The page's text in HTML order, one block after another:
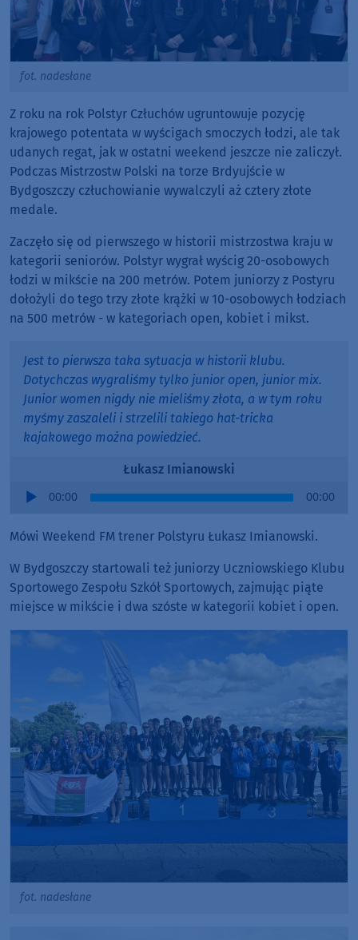
fot. nadesłane
Z roku na rok Polstyr Człuchów ugruntowuje pozycję
krajowego potentata w wyścigach smoczych łodzi, ale tak
udanych regat, jak w ostatni weekend jeszcze nie zaliczył.
Podczas Mistrzostw Polski na torze Brdyujście w
Bydgoszczy człuchowianie wywalczyli aż cztery złote
medale.
Zaczęło się od pierwszego w historii mistrzostwa kraju w
kategorii seniorów. Polstyr wygrał wyścig 20-osobowych
łodzi w mikście na 200 metrów. Potem juniorzy z Postyru
dołożyli do tego trzy złote krążki w 10-osobowych łodziach
na 500 metrów - w kategoriach open, kobiet i mikst.
Jest to pierwsza taka sytuacja w historii klubu.
Dotychczas wygraliśmy tylko junior open, junior mix.
Junior women nigdy nie mieliśmy złota, a w tym roku
myśmy zaszaleli i strzelili takiego hat-tricka
kajakowego można powiedzieć.
Łukasz Imianowski
Audio
00:00 00:00
Mówi Weekend FM trener Polstyru Łukasz Imianowski.
W Bydgoszczy startowali też juniorzy Uczniowskiego Klubu
Sportowego Zespołu Szkół Sportowych, zajmując piąte
miejsce w mikście i dwa szóste w kategorii kobiet i open.
fot. nadesłane